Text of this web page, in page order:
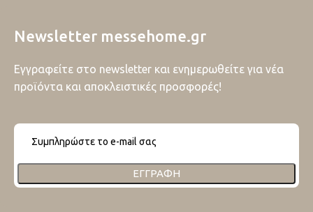
Newsletter messehome.gr
Εγγραφείτε στο newsletter και ενημερωθείτε για νέα
προϊόντα και αποκλειστικές προσφορές!
ΕΓΓΡΑΦΉ